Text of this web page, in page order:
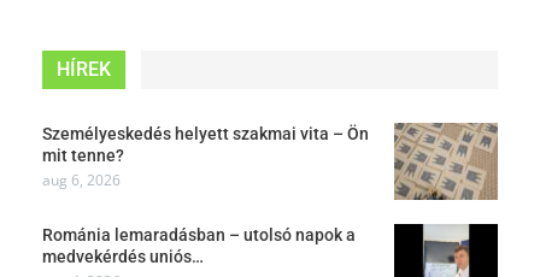
HÍREK
Személyeskedés helyett szakmai vita – Ön
mit tenne?
aug 6, 2026
Románia lemaradásban – utolsó napok a
medvekérdés uniós…